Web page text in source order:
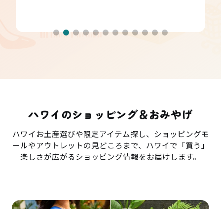
ハワイのショッピング＆おみやげ
ハワイお土産選びや限定アイテム探し、ショッピングモ
ールやアウトレットの見どころまで、ハワイで「買う」
楽しさが広がるショッピング情報をお届けします。